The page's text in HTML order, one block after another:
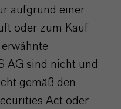
aufgrund einer
oder zum Kauf
AG sind nicht und
gemäß den
Act oder